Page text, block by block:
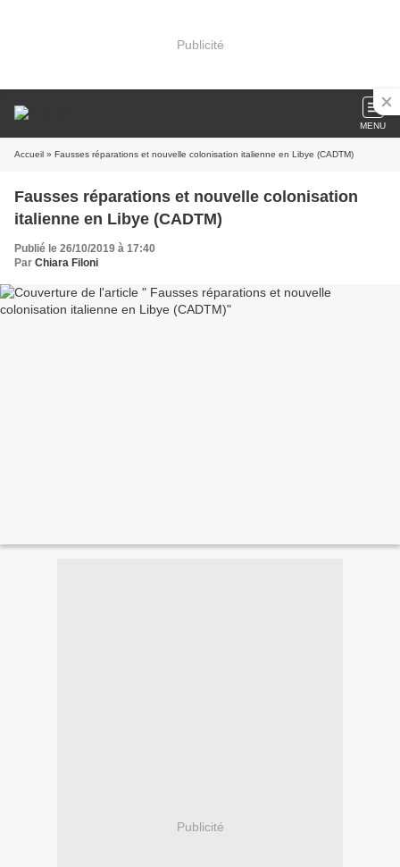
Publicité
MENU
Accueil » Fausses réparations et nouvelle colonisation italienne en Libye (CADTM)
Fausses réparations et nouvelle colonisation
italienne en Libye (CADTM)
Publié le 26/10/2019 à 17:40
Par Chiara Filoni
Publicité